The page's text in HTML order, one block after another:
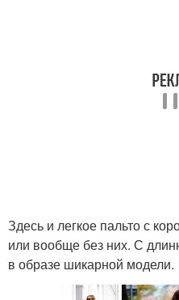
Здесь и легкое пальто с
или вообще без них. С
в образе шикарной модели.